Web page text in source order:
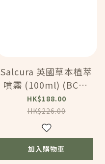
Salcura 英國草本植萃
噴霧 (100ml) (BC14
9)
HK$188.00
HK$226.00
加入購物車